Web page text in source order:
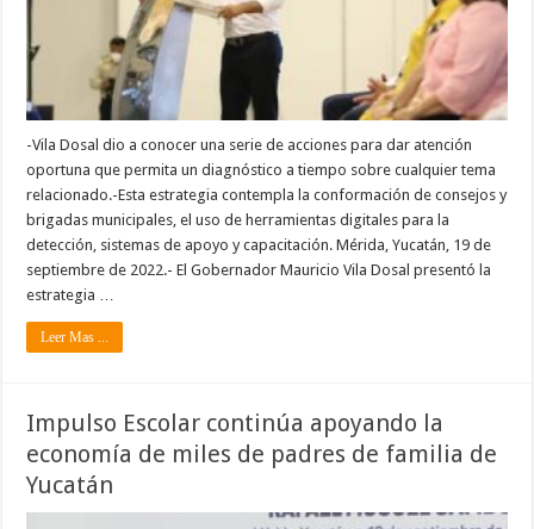
-Vila Dosal dio a conocer una serie de acciones para dar atención
oportuna que permita un diagnóstico a tiempo sobre cualquier tema
relacionado.-Esta estrategia contempla la conformación de consejos y
brigadas municipales, el uso de herramientas digitales para la
detección, sistemas de apoyo y capacitación. Mérida, Yucatán, 19 de
septiembre de 2022.- El Gobernador Mauricio Vila Dosal presentó la
estrategia …
Leer Mas ...
Impulso Escolar continúa apoyando la
economía de miles de padres de familia de
Yucatán